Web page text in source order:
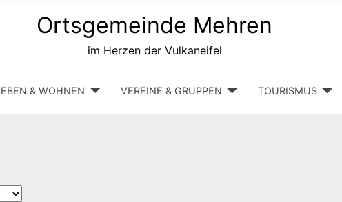
Ortsgemeinde Mehren
im Herzen der Vulkaneifel
& WOHNEN VEREINE & GRUPPEN TOURISMUS